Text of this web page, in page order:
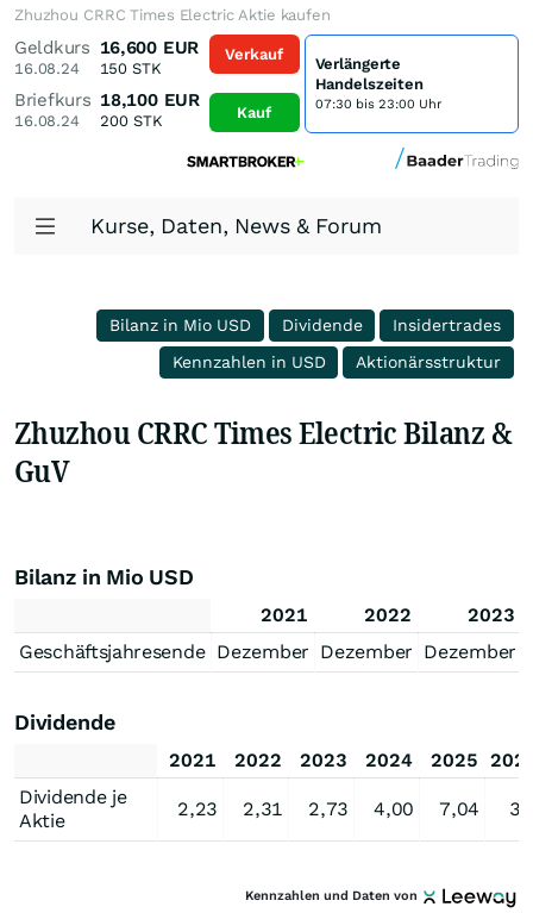
Zhuzhou CRRC Times Electric Aktie kaufen
Geldkurs
16.08.24
16,600 EUR
150 STK
Briefkurs
16.08.24
18,100 EUR
200STK
Verkauf
Kauf
Verlängerte
Handelszeiten
07:30 bis 23:00 Uhr
Kurse, Daten, News & Forum
Bilanz in Mio USD Dividende
Insidertrades
Kennzahlen in USD
Aktionärsstruktur
Zhuzhou CRRC Times Electric Bilanz &
GuV
Bilanz in Mio USD
2021 2022
2023
Geschäftsjahresende Dezember Dezember Dezember
Dividende
2021 2022 2023 2024 2025
Dividende je
Aktie
2,23 2,31 2,73 4,00 7,04
Kennzahlen und Daten von